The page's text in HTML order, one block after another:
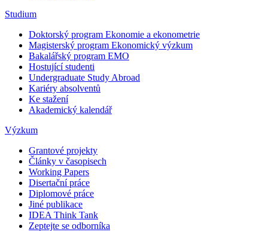
Studium
Doktorský program Ekonomie a ekonometrie
Magisterský program Ekonomický výzkum
Bakalářský program EMO
Hostující studenti
Undergraduate Study Abroad
Kariéry absolventů
Ke stažení
Akademický kalendář
Výzkum
Grantové projekty
Články v časopisech
Working Papers
Disertační práce
Diplomové práce
Jiné publikace
IDEA Think Tank
Zeptejte se odborníka